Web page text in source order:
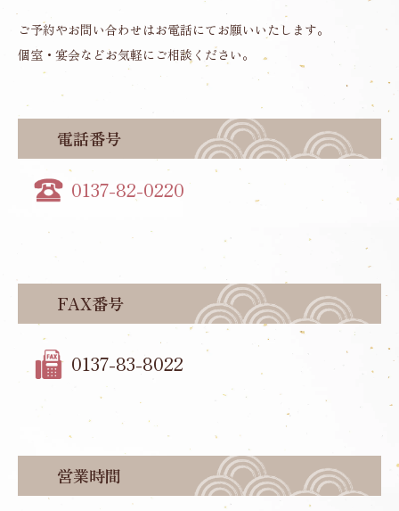
ご予約やお問い合わせはお電話にてお願いいたします。
個室・宴会などお気軽にご相談ください。
電話番号
0137-82-0220
FAX番号
0137-83-8022
営業時間